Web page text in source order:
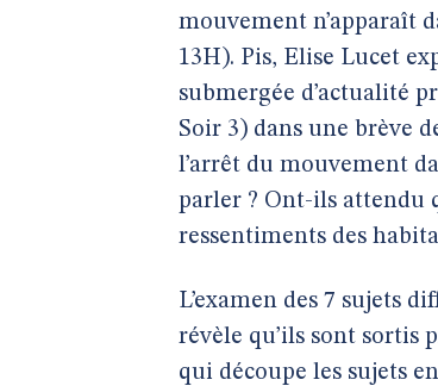
mouvement n’apparaît
13H). Pis, Elise Lucet
submergée d’actualité
Soir 3) dans une brève
l’arrêt du mouvement
parler ? Ont-ils attendu
ressentiments des
L’examen des 7 sujets
révèle qu’ils sont sortis
qui découpe les sujets